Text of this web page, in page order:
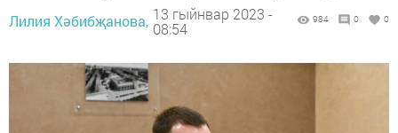
Лилия Хәбибҗанова, 13 гыйнвар 2023 -
08:54
984 0 0